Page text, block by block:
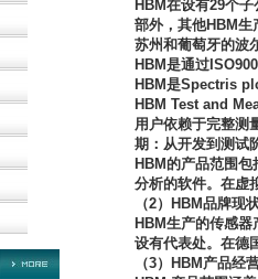
HBM在设有29个子
部外，其他HBM生
苏州和葡萄牙的波
HBM是通过
HBM是Spectris
HBM Test and
用户依赖于完整测
期：从开发到测试
HBM 的产品范围包
分析的软件。在虚
（2） HBM品牌现
HBM生产的传感器
设有代表处。在德
（3） HBM 产品经